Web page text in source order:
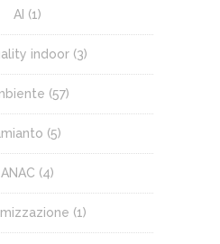
AI (1)
indoor(3)
(57)
(5)
ANAC (4)
(1)